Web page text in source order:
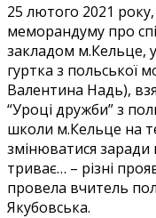
25 лютого 2021
меморандуму про
закладом м.Кельце,
гуртка з польської
Валентина Надь),
“Уроці дружби” з
школи м.Кельце на
змінюватися заради
триває… – різні
провела вчитель
Якубовська.